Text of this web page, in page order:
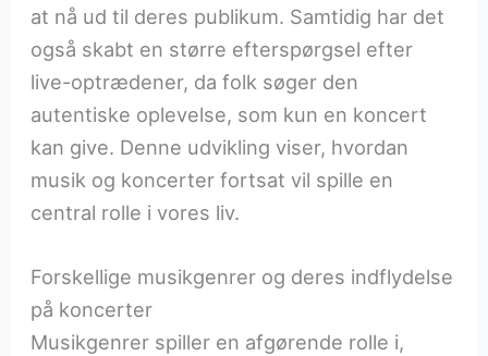
at nå ud til deres publikum. Samtidig har det
også skabt en større efterspørgsel efter
live-optrædener, da folk søger den
autentiske oplevelse, som kun en koncert
kan give. Denne udvikling viser, hvordan
musik og koncerter fortsat vil spille en
central rolle i vores liv.
Forskellige musikgenrer og deres indflydelse
på koncerter
Musikgenrer spiller en afgørende rolle i,